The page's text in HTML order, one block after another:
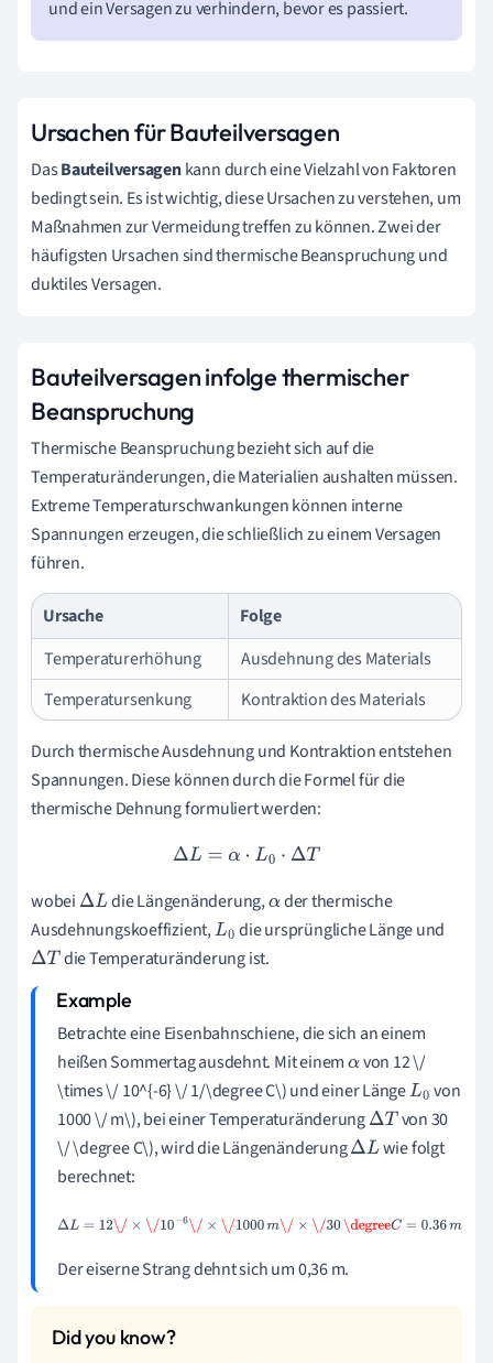
und ein Versagen zu verhindern, bevor es passiert.
Ursachen für Bauteilversagen
DasBauteilversagenkann durch eine Vielzahl von Faktoren
bedingt sein. Es ist wichtig, diese Ursachen zu verstehen, um
Maßnahmen zur Vermeidung treffen zu können. Zwei der
häufigsten Ursachen sind thermische Beanspruchung und
duktiles Versagen.
Bauteilversagen infolge thermischer
Beanspruchung
Thermische Beanspruchung bezieht sich auf die
Temperaturänderungen, die Materialien aushalten müssen.
Extreme Temperaturschwankungen können interne
Spannungen erzeugen, die schließlich zu einem Versagen
führen.
Ursache
Folge
Temperaturerhöhung
Ausdehnung des Materials
Temperatursenkung
Kontraktion des Materials
Durch thermische Ausdehnung und Kontraktion entstehen
Spannungen. Diese können durch die Formel für die
thermische Dehnung formuliert werden:
ΔL =α L 0⋅Δ T
wobei ΔL die Längenänderung,αder thermische
Ausdehnungskoeffizient,L0 die ursprüngliche Länge und
ΔT die Temperaturänderung ist.
Betrachte eine Eisenbahnschiene, die sich an einem
heißen Sommertag ausdehnt. Mit einemα von 12 \/
\times \/ 10^{-6} \/ 1/\degree C\) und einer LängeL0 von
1000 \/ m\), bei einer TemperaturänderungΔT von 30
\/ \degree C\), wird die LängenänderungΔL wie folgt
berechnet:
ΔL=12\/× \/10−6\/×\/1000m\/×\/30\degreeC=0.36m
Der eiserne Strang dehnt sich um 0,36 m.